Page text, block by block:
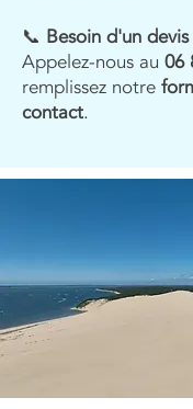
📞 Besoin d'un
Appelez-nous au 06
remplissez notre
contact.